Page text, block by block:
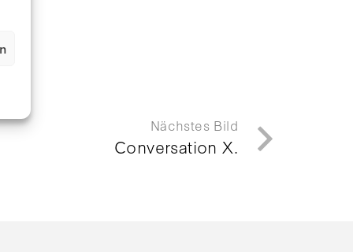
Nächstes Bild
Conversation X.